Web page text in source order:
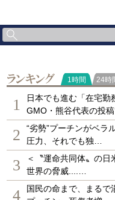
ラ
1時間 24時
1
日本でも進む「在宅勤
GMO・熊谷代表の投
2
“劣勢”プーチンがベラ
圧力、それでも独…
3
＜〝運命共同体〟の日
世界の脅威....…
4
国民の命まで、まるで